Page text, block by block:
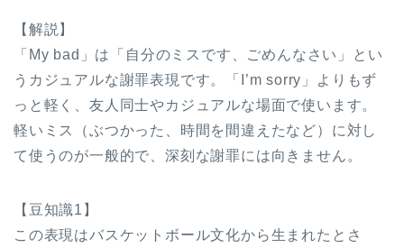
【解説】
「My bad」は「自分のミスです、ごめんなさい」とい
うカジュアルな謝罪表現です。「I’m sorry」よりもず
っと軽く、友人同士やカジュアルな場面で使います。
軽いミス（ぶつかった、時間を間違えたなど）に対し
て使うのが一般的で、深刻な謝罪には向きません。
【豆知識1】
この表現はバスケットボール文化から生まれたとさ